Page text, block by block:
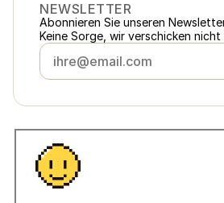
NEWSLETTER
Abonnieren Sie unseren
Keine Sorge, wir verschicken nicht
Österreich
Česko loukykvet.cz
Slovensko
© 2016 →